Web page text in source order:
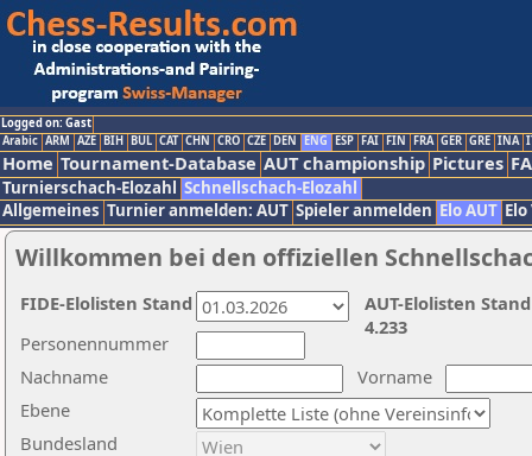
Logged on: Gast
Arabic ARM AZE BIH BUL CAT CHN CRO CZE DEN ENG ESP FAI FIN FRA GER GRE INA
Home Tournament-Database AUT championship Pictures
Turnierschach-Elozahl Schnellschach-Elozahl
Allgemeines Turnier anmelden: AUT Spieler anmelden Elo AUT
Willkommen bei den offiziellen
Nachname
Vorname
Ebene
Personennummer
Bundesland
AUT-Elolisten
4.233
FIDE-Elolisten Stand